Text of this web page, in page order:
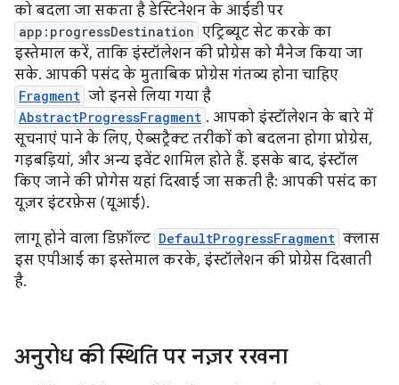
को बदला जा सकता है डेस्टिनेशन के आईडी पर
app:progressDestination एट्रिब्यूट सेट करके का
इस्तेमाल करें, ताकि इंस्टॉलेशन की प्रोग्रेस को मैनेज किया जा
सके. आपकी पसंद के मुताबिक प्रोग्रेस गंतव्य होना चाहिए
Fragment जो इनसे लिया गया है
AbstractProgressFragment . आपको इंस्टॉलेशन के बारे में
सूचनाएं पाने के लिए, ऐब्सट्रैक्ट तरीकों को बदलना होगा प्रोग्रेस,
गड़बड़ियां, और अन्य इवेंट शामिल होते हैं. इसके बाद, इंस्टॉल
किए जाने की प्रोगेस यहां दिखाई जा सकती है: आपकी पसंद का
यूज़र इंटरफ़ेस (यूआई).
लागू होने वाला डिफ़ॉल्ट DefaultProgressFragment क्लास
इस एपीआई का इस्तेमाल करके, इंस्टॉलेशन की प्रोग्रेस दिखाती
है.
अनुरोध की स्थिति पर नज़र रखना